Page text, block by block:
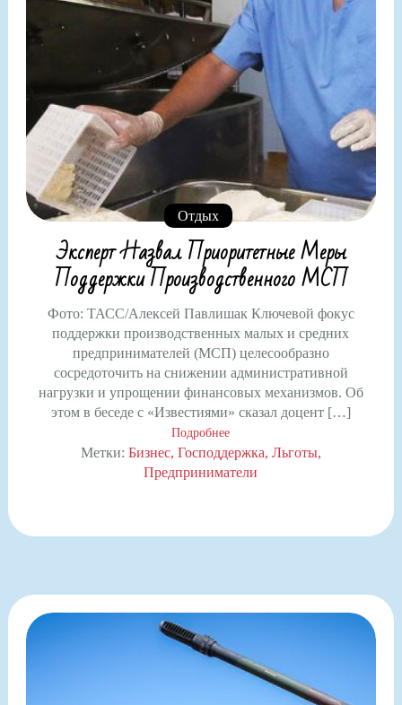
Отдых
Эксперт Назвал Приоритетные Меры
Поддержки Производственного МСП
Фото: ТАСС/Алексей Павлишак Ключевой фокус
поддержки производственных малых и средних
предпринимателей (МСП) целесообразно
сосредоточить на снижении административной
нагрузки и упрощении финансовых механизмов. Об
этом в беседе с «Известиями» сказал доцент […]
Подробнее
Метки: Бизнес Господдержка Льготы
Предприниматели